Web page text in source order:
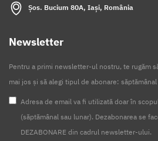
Șos. Bucium 80A, Iași, România
Newsletter
Pentru a primi newsletter-ul nostru, te rugăm
mai jos și să alegi tipul de abonare: săptămânal
Adresa de email va fi utilizată doar în
(săptămânal sau lunar). Dezabonarea se
DEZABONARE din cadrul newsletter-ului.